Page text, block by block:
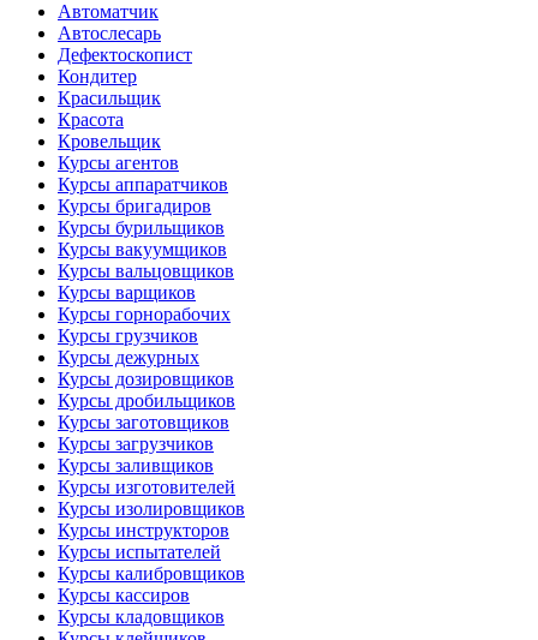
Автоматчик
Автослесарь
Дефектоскопист
Кондитер
Красильщик
Красота
Кровельщик
Курсы агентов
Курсы аппаратчиков
Курсы бригадиров
Курсы бурильщиков
Курсы вакуумщиков
Курсы вальцовщиков
Курсы варщиков
Курсы горнорабочих
Курсы грузчиков
Курсы дежурных
Курсы дозировщиков
Курсы дробильщиков
Курсы заготовщиков
Курсы загрузчиков
Курсы заливщиков
Курсы изготовителей
Курсы изолировщиков
Курсы инструкторов
Курсы испытателей
Курсы калибровщиков
Курсы кассиров
Курсы кладовщиков